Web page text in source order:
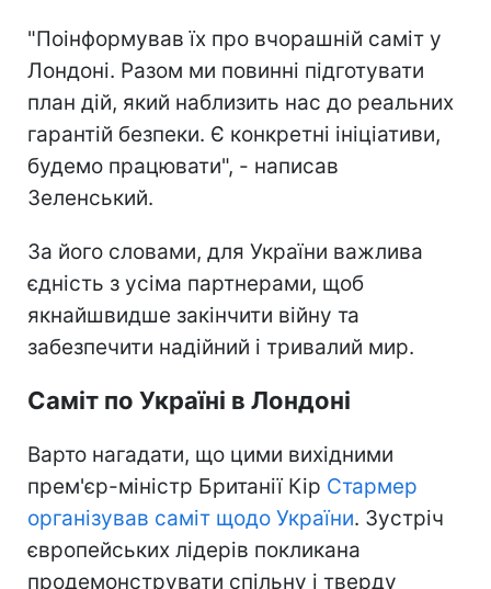
"Поінформував їх про вчорашній саміт у
Лондоні. Разом ми повинні підготувати
план дій, який наблизить нас до реальних
гарантій безпеки. Є конкретні ініціативи,
будемо працювати", - написав
Зеленський.
За його словами, для України важлива
єдність з усіма партнерами, щоб
якнайшвидше закінчити війну та
забезпечити надійний і тривалий мир.
Саміт по Україні в Лондоні
Варто нагадати, що цими вихідними
прем'єр-міністр Британії Кір Стармер
організував саміт щодо України. Зустріч
європейських лідерів покликана
продемонструвати спільну і тверду